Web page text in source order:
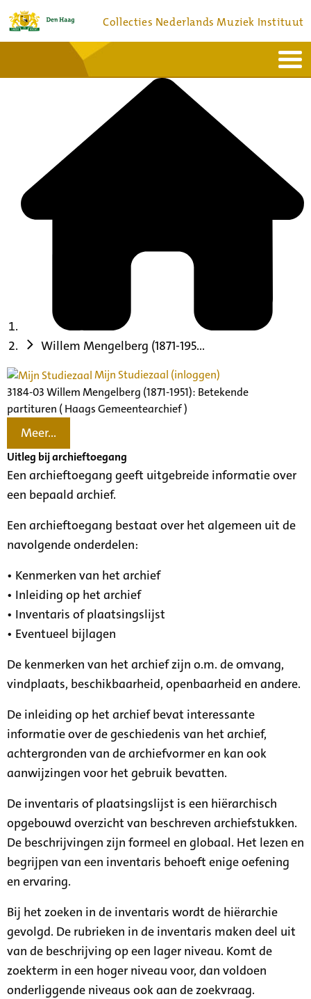
Collecties Nederlands Muziek Instituut
Bronnen en collecties
Willem Mengelberg (1871-195...
Mijn Studiezaal (inloggen)
3184-03 Willem Mengelberg (1871-1951): Betekende
partituren ( Haags Gemeentearchief )
Meer...
Uitleg bij archieftoegang
Een archieftoegang geeft uitgebreide informatie over
een bepaald archief.
Een archieftoegang bestaat over het algemeen uit de
navolgende onderdelen:
• Kenmerken van het archief
• Inleiding op het archief
• Inventaris of plaatsingslijst
• Eventueel bijlagen
De kenmerken van het archief zijn o.m. de omvang,
vindplaats, beschikbaarheid, openbaarheid en andere.
De inleiding op het archief bevat interessante
informatie over de geschiedenis van het archief,
achtergronden van de archiefvormer en kan ook
aanwijzingen voor het gebruik bevatten.
De inventaris of plaatsingslijst is een hiërarchisch
opgebouwd overzicht van beschreven archiefstukken.
De beschrijvingen zijn formeel en globaal. Het lezen en
begrijpen van een inventaris behoeft enige oefening
en ervaring.
Bij het zoeken in de inventaris wordt de hiërarchie
gevolgd. De rubrieken in de inventaris maken deel uit
van de beschrijving op een lager niveau. Komt de
zoekterm in een hoger niveau voor, dan voldoen
onderliggende niveaus ook aan de zoekvraag.